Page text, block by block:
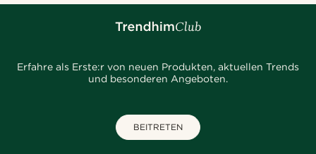
Erfahre als Erste:r von neuen Produkten, aktuellen Trends
und besonderen Angeboten.
BEITRETEN